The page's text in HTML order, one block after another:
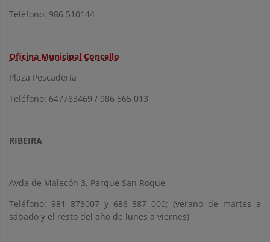
Teléfono: 986 510144
Oficina Municipal Concello
Plaza Pescadería
Teléfono: 647783469 / 986 565 013
RIBEIRA
Avda de Malecón 3, Parque San Roque
Teléfono: 981 873007 y 686 587 000; (verano de martes a
sábado y el resto del año de lunes a viernes)